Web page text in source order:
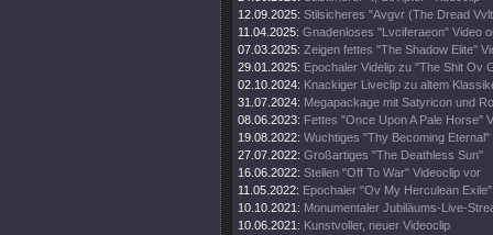
12.09.2025: Stilsicheres "Avgvr (The Dread
11.04.2025: Gnadenloses "Lvciferaeon" Video
07.03.2025: Zeigen fettes "The Shadow Elite"
29.01.2025: Epochaler Videlip zu "The Shit Ov
02.10.2024: Knackiger Liveclip zu altem
31.07.2024: Megapackage mit Satyricon und
08.06.2023: Fettes "Once Upon A Pale Horse"
19.08.2022: Wuchtiges "Thy Becoming Eternal"
27.07.2022: Großartiges "The Deathless Sun"
16.06.2022: Stellen "Off To War" Videoclip vor
11.05.2022: Epochaler "Ov My Herculean
10.10.2021: Monumentaler Jubiläums-Live-
10.06.2021: Kunstvoller, neuer Videoclip